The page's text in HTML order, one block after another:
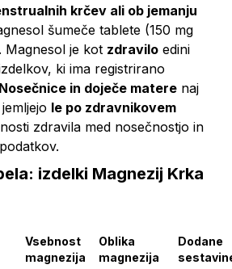
krčev ali ob jemanju
šumeče tablete (150 mg
Magnesol je kot zdravilo edini
ki ima registrirano
Nosečnice in doječe matere naj
le po zdravnikovem
zdravila med nosečnostjo in
izdelki Magnezij Krka
Vsebnost
magnezija
Oblika
magnezija
Dodane